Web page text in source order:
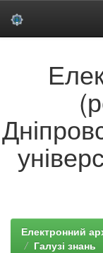
Електронний
Галузі знань